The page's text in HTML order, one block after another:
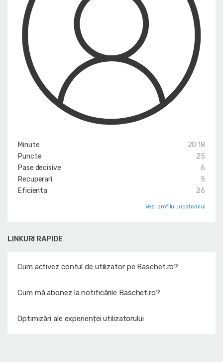
Minute
20:18
Puncte
25
Pase decisive
6
Recuperari
5
Eficienta
26
Vezi profilul jucatorului
LINKURI RAPIDE
Cum activez contul de utilizator pe Baschet.ro?
Cum mă abonez la notificările Baschet.ro?
Optimizări ale experienței utilizatorului